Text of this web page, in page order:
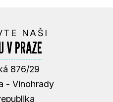
D
C
Í
P
R
NAŠI
V PRAZE
876/29
- Vinohrady